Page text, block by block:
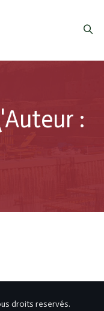
:
droits reservés.